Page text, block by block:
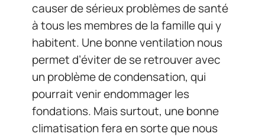
causer de sérieux problèmes de santé
à tous les membres de la famille qui y
habitent. Une bonne ventilation nous
permet d’éviter de se retrouver avec
un problème de condensation, qui
pourrait venir endommager les
fondations. Mais surtout, une bonne
climatisation fera en sorte que nous